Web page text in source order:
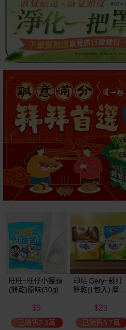
明月豆腐~豆腐餅
乾(150g) 款式可
120
已銷售8,042
韓國 LOTTE 樂天
~BINCH巧克力／
款式可選
$54
已銷售8,818